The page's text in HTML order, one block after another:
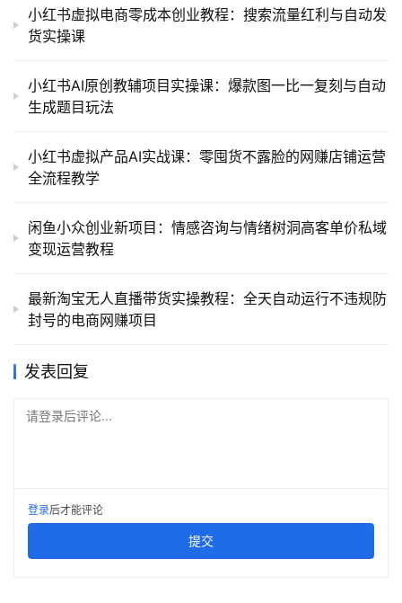
小红书虚拟电商零成本创业教程：搜索流量红利与自动发
货实操课
小红书AI原创教辅项目实操课：爆款图一比一复刻与自动
生成题目玩法
小红书虚拟产品AI实战课：零囤货不露脸的网赚店铺运营
全流程教学
闲鱼小众创业新项目：情感咨询与情绪树洞高客单价私域
变现运营教程
最新淘宝无人直播带货实操教程：全天自动运行不违规防
封号的电商网赚项目
发表回复
请登录后评论...
登录后才能评论
提交